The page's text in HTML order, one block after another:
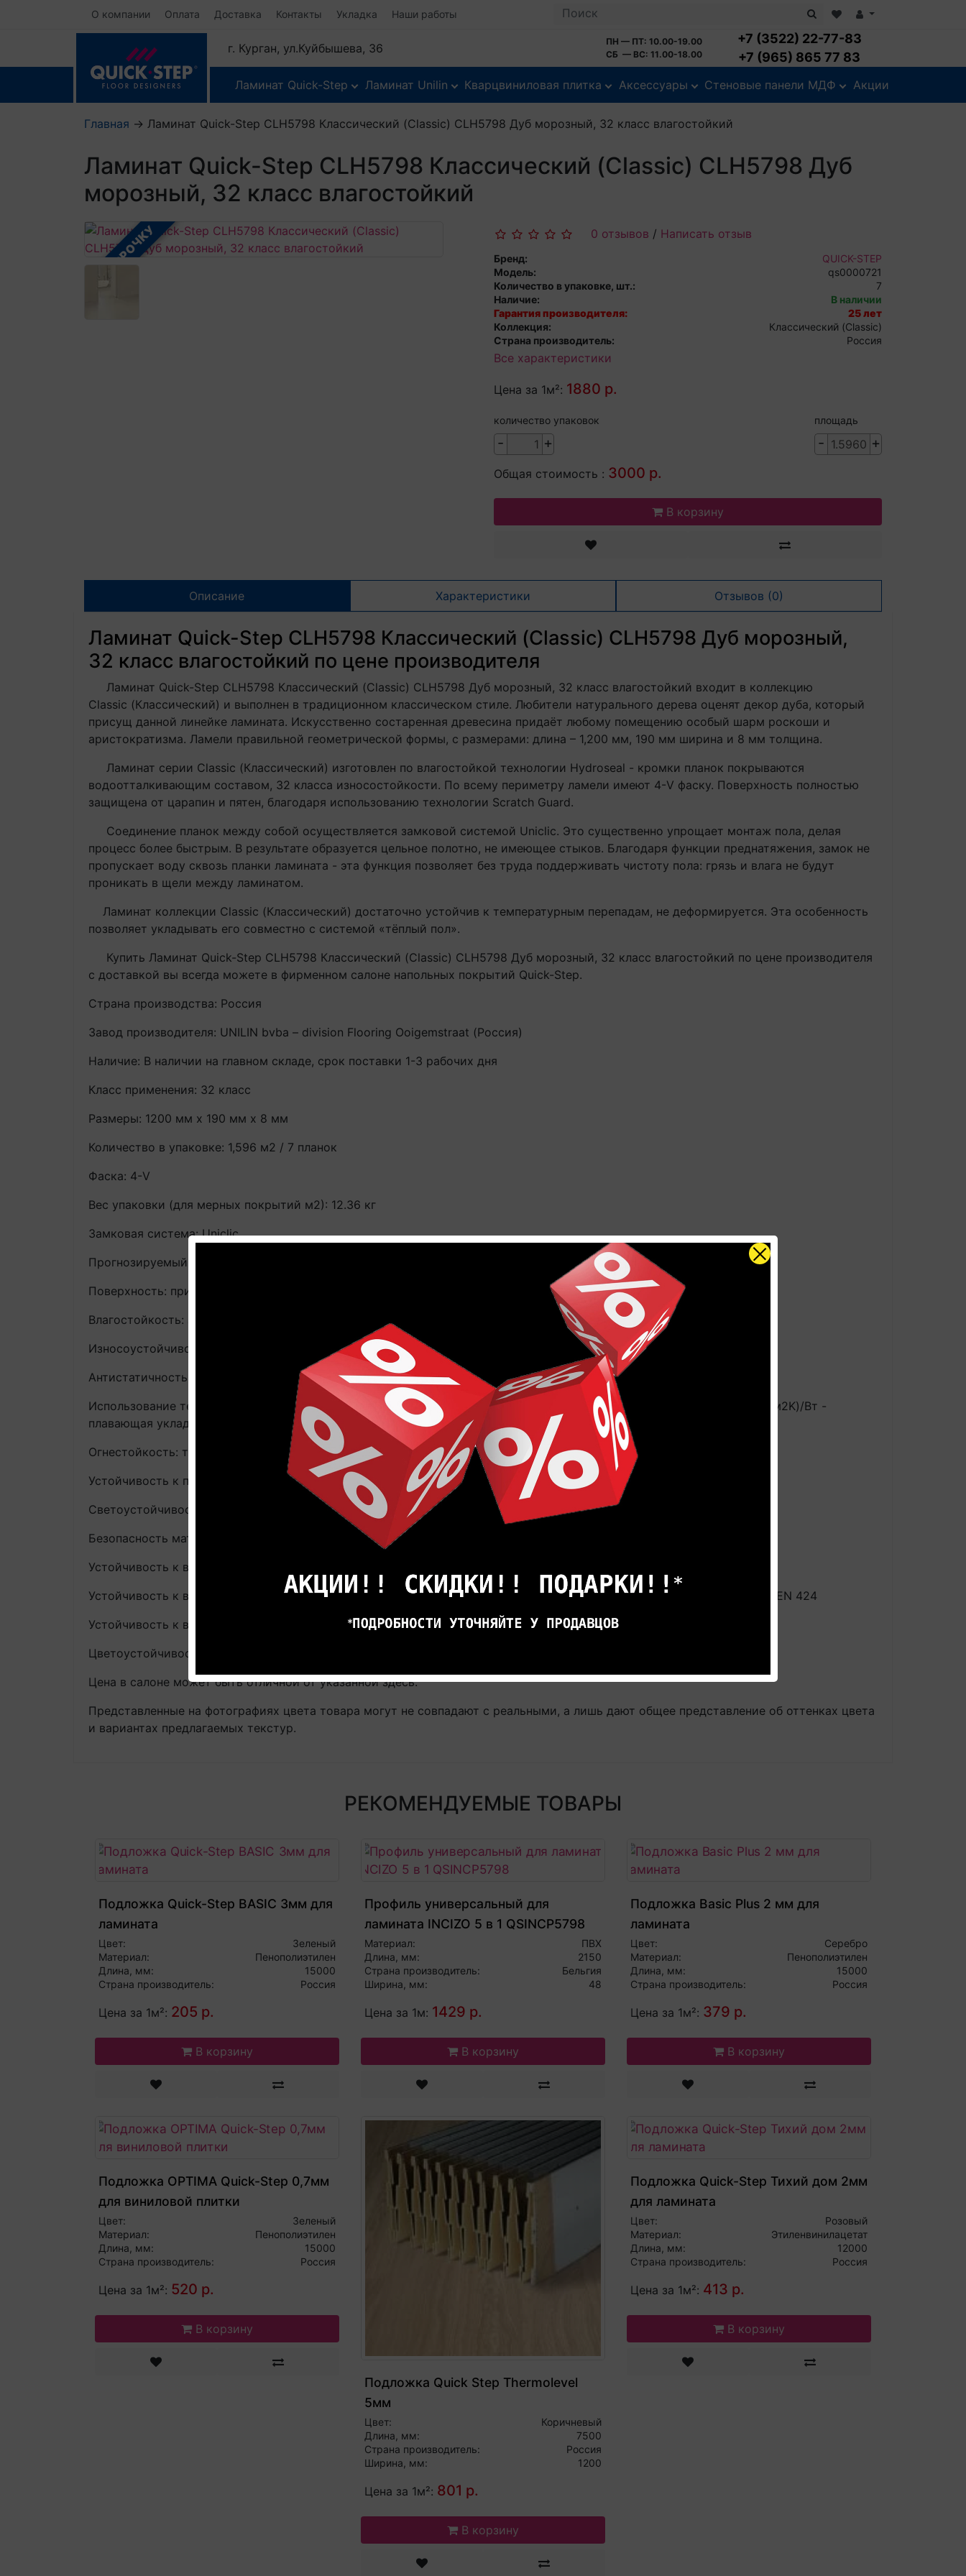
О компании Оплата Доставка Контакты Укладка Наши работы
г. Курган, ул.Куйбышева, 36
ПН — ПТ: 10.00-19.00
СБ — ВС: 11.00-18.00
+7 (3522) 22-77-83
+7 (965) 865 77 83
Ламинат Quick-Step Ламинат Unilin Кварцвиниловая плитка Аксессуары Стеновые панели МДФ Акции
Главная → Ламинат Quick-Step CLH5798 Классический (Classic) CLH5798 Дуб морозный, 32 класс влагостойкий
Ламинат Quick-Step CLH5798 Классический (Classic) CLH5798 Дуб
морозный, 32 класс влагостойкий
В РАССРОЧКУ 0 отзывов / Написать отзыв
Бренд:
QUICK-STEP
Модель:
qs0000721
Количество в упаковке, шт.:
7
Наличие:
В наличии
Гарантия производителя:
25 лет
Коллекция:
Классический (Classic)
Страна производитель:
Россия
Все характеристики
Цена за 1м²: 1880 р.
количество упаковок
- +
площадь
- +
Общая стоимость : 3000 р.
В корзину
Описание Характеристики Отзывов (0)
Ламинат Quick-Step CLH5798 Классический (Classic) CLH5798 Дуб морозный,
32 класс влагостойкий по цене производителя
Ламинат Quick-Step CLH5798 Классический (Classic) CLH5798 Дуб морозный, 32 класс влагостойкий входит в коллекцию
Classic (Классический) и выполнен в традиционном классическом стиле. Любители натурального дерева оценят декор дуба, который
присущ данной линейке ламината. Искусственно состаренная древесина придаёт любому помещению особый шарм роскоши и
аристократизма. Ламели правильной геометрической формы, с размерами: длина – 1,200 мм, 190 мм ширина и 8 мм толщина.
Ламинат серии Classic (Классический) изготовлен по влагостойкой технологии Hydroseal - кромки планок покрываются
водоотталкивающим составом, 32 класса износостойкости. По всему периметру ламели имеют 4-V фаску. Поверхность полностью
защищена от царапин и пятен, благодаря использованию технологии Scratch Guard.
Соединение планок между собой осуществляется замковой системой Uniclic. Это существенно упрощает монтаж пола, делая
процесс более быстрым. В результате образуется цельное полотно, не имеющее стыков. Благодаря функции преднатяжения, замок не
пропускает воду сквозь планки ламината - эта функция позволяет без труда поддерживать чистоту пола: грязь и влага не будут
проникать в щели между ламинатом.
Ламинат коллекции Classic (Классический) достаточно устойчив к температурным перепадам, не деформируется. Эта особенность
позволяет укладывать его совместно с системой «тёплый пол».
Купить Ламинат Quick-Step CLH5798 Классический (Classic) CLH5798 Дуб морозный, 32 класс влагостойкий по цене производителя
с доставкой вы всегда можете в фирменном салоне напольных покрытий Quick-Step.
Страна производства: Россия
Завод производителя: UNILIN bvba – division Flooring Ooigemstraat (Россия)
Наличие: В наличии на главном складе, срок поставки 1-3 рабочих дня
Класс применения: 32 класс
Размеры: 1200 мм х 190 мм х 8 мм
Количество в упаковке: 1,596 м2 / 7 планок
Фаска: 4-V
Вес упаковки (для мерных покрытий м2): 12.36 кг
Замковая система: Uniclic
Прогнозируемый срок службы: до 20 лет в домашнем секторе
Поверхность: природная структура древесины, матово-глянцевая отделка, матовое покрытие
Влагостойкость: защита от случайно пролитой жидкости, Splash warranty
Износоустойчивость: средняя AC4
Антистатичность: да, ≤ 2 кВ, заводские испытания согласно EN 1815
Использование теплого пола: да, максимально допустимое значение температуры контакта составляет 27°С, < 0,06 (м2K)/Вт -
плавающая укладка
Огнестойкость: трудно воспламеняемый, EN13501-1, Cfl-s1
Устойчивость к пеплу горящей сигареты: средняя, EN 13 329 (EN 438-2/30)
Светоустойчивость: средняя, EN 13 329 (EN ISO 105)
Безопасность материала (сертификаты): да, стандарт EN 717-1, "E1"
Устойчивость к воздействию роликовых кресел: Нет видимых повреждений при испытаниях, EN425/ISO4918? тип "W"
Устойчивость к воздействию ножек мебели и каблуков: Нет видимых повреждений при испытаниях с ножкой типа 0, EN 424
Устойчивость к воздействию химических соединений: средняя, EN438-2, группа 1+2 - ">5", группа 3 - ">4"
Цветоустойчивость: средняя, EN 438-2,16 - L76-A-93, >6Оплачивайте товар онлайн. Так будет дешевле!
Цена в салоне может быть отличной от указанной здесь.
Представленные на фотографиях цвета товара могут не совпадают с реальными, а лишь дают общее представление об оттенках цвета
и вариантах предлагаемых текстур.
РЕКОМЕНДУЕМЫЕ ТОВАРЫ
Подложка Quick-Step BASIC 3мм для
ламината
Цвет:
Зеленый
Материал:
Пенополиэтилен
Длина, мм:
15000
Страна производитель:
Россия
Цена за 1м²: 205 р.
В корзину
Профиль универсальный для
ламината INCIZO 5 в 1 QSINCP5798
Материал:
ПВХ
Длина, мм:
2150
Страна производитель:
Бельгия
Ширина, мм:
48
Цена за 1м: 1429 р.
В корзину
Подложка Basic Plus 2 мм для
ламината
Цвет:
Серебро
Материал:
Пенополиэтилен
Длина, мм:
15000
Страна производитель:
Россия
Цена за 1м²: 379 р.
В корзину
Подложка OPTIMA Quick-Step 0,7мм
для виниловой плитки
Цвет:
Зеленый
Материал:
Пенополиэтилен
Длина, мм:
15000
Страна производитель:
Россия
Цена за 1м²: 520 р.
В корзину
Подложка Quick Step Thermolevel
5мм
Цвет:
Коричневый
Длина, мм:
7500
Страна производитель:
Россия
Ширина, мм:
1200
Цена за 1м²: 801 р.
В корзину
Подложка Quick-Step Тихий дом 2мм
для ламината
Цвет:
Розовый
Материал:
Этиленвинилацетат
Длина, мм:
12000
Страна производитель:
Россия
Цена за 1м²: 413 р.
В корзину